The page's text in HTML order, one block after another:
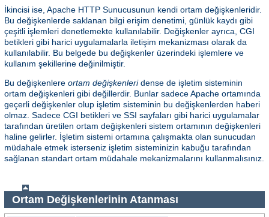
İkincisi ise, Apache HTTP Sunucusunun kendi ortam değişkenleridir.
Bu değişkenlerde saklanan bilgi erişim denetimi, günlük kaydı gibi
çeşitli işlemleri denetlemekte kullanılabilir. Değişkenler ayrıca, CGI
betikleri gibi harici uygulamalarla iletişim mekanizması olarak da
kullanılabilir. Bu belgede bu değişkenler üzerindeki işlemlere ve
kullanım şekillerine değinilmiştir.
Bu değişkenlere ortam değişkenleridense de işletim sisteminin
ortam değişkenleri gibi değillerdir. Bunlar sadece Apache ortamında
geçerli değişkenler olup işletim sisteminin bu değişkenlerden haberi
olmaz. Sadece CGI betikleri ve SSI sayfaları gibi harici uygulamalar
tarafından üretilen ortam değişkenleri sistem ortamının değişkenleri
haline gelirler. İşletim sistemi ortamına çalışmakta olan sunucudan
müdahale etmek isterseniz işletim sisteminizin kabuğu tarafından
sağlanan standart ortam müdahale mekanizmalarını kullanmalısınız.
Ortam Değişkenlerinin Atanması